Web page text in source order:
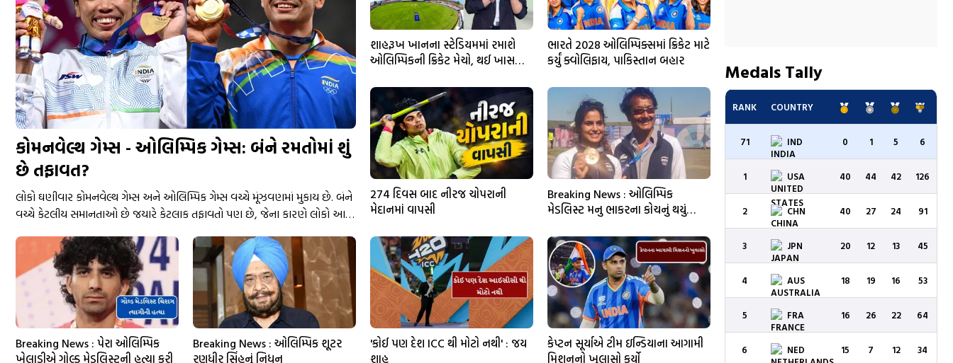
કોમનવેલ્થ ગેમ્સ - ઓલિમ્પિક ગેમ્સ: બંને રમતોમાં શું
છે તફાવત?
લોકો ઘણીવાર કોમનવેલ્થ ગેમ્સ અને ઓલિમ્પિક ગેમ્સ વચ્ચે મૂંઝવણમાં મુકાય છે. બંને
વચ્ચે કેટલીય સમાનતાઓ છે જયારે કેટલાક તફાવતો પણ છે, જેના કારણે લોકો આ
શાહરૂખ ખાનના સ્ટેડિયમમાં રમાશે
ઓલિમ્પિકની ક્રિકેટ મેચો, થઈ ખાસ
ભારતે 2028 ઓલિમ્પિક્સમાં ક્રિકેટ માટે
કર્યું ક્વોલિફાય, પાકિસ્તાન બહાર
274 દિવસ બાદ નીરજ ચોપરાની
મેદાનમાં વાપસી
Breaking News : ઓલિમ્પિક
મેડલિસ્ટ મનુ ભાકરના કોચનું થયું
Breaking News : પેરા ઓલિમ્પિક
ખેલાડીએ ગોલ્ડ મેડલિસ્ટની હત્યા કરી
Breaking News : ઓલિમ્પિક શૂટર
રણધીર સિંહનું નિધન
'કોઈ પણ દેશ ICC થી મોટો નથી' : જય
શાહ
કેપ્ટન સૂર્યાએ ટીમ ઇન્ડિયાના આગામી
મિશનનો ખુલાસો કર્યો
Medals Tally
RANK COUNTRY
71 IND 0 1 5 6
1 USA 40 44 42 126
2 CHN 40 27 24 91
3 JPN 20 12 13 45
4 AUS 18 19 16 53
5 FRA 16 26 22 64
6 NED 15 7 12 34